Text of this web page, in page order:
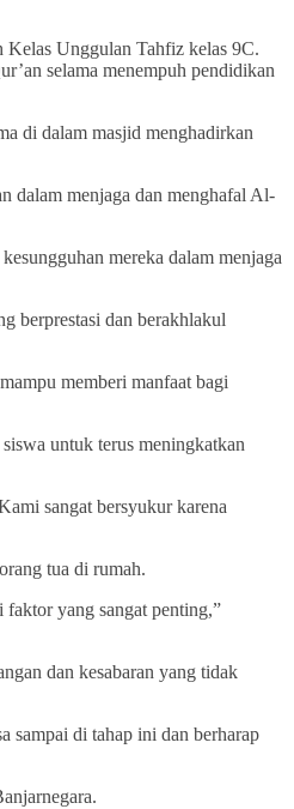
Kelas Unggulan Tahfiz kelas 9C.
selama menempuh pendidikan
di dalam masjid menghadirkan
dalam menjaga dan menghafal Al-
mereka dalam menjaga
berprestasi dan berakhlakul
memberi manfaat bagi
untuk terus meningkatkan
sangat bersyukur karena
tua di rumah.
faktor yang sangat penting,”
dan kesabaran yang tidak
sampai di tahap ini dan berharap